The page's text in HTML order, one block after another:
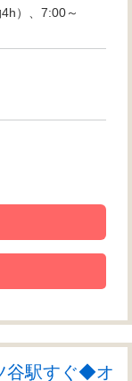
）、7:00～
谷駅すぐ◆オ